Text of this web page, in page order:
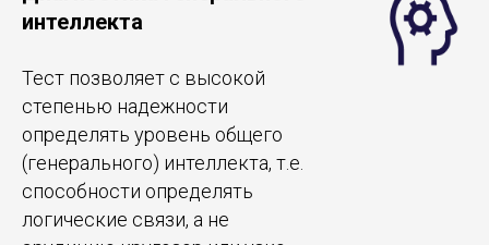
интеллекта
Тест позволяет с высокой
степенью надежности
определять уровень общего
(генерального) интеллекта, т.е.
способности определять
логические связи, а не